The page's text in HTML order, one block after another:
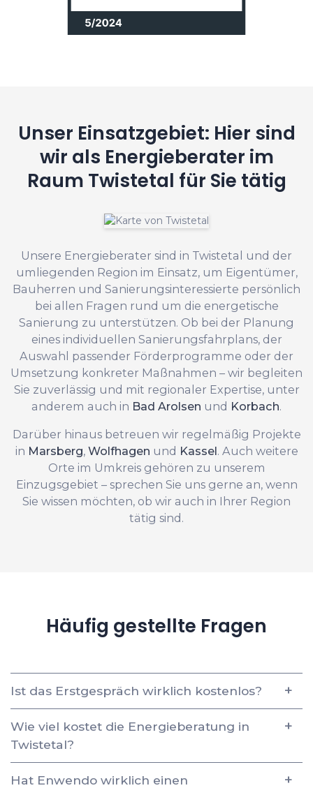
Unser Einsatzgebiet: Hier sind
wir als Energieberater im
Raum Twistetal für Sie tätig
Unsere Energieberater sind in Twistetal und der
umliegenden Region im Einsatz, um Eigentümer,
Bauherren und Sanierungsinteressierte persönlich
bei allen Fragen rund um die energetische
Sanierung zu unterstützen. Ob bei der Planung
eines individuellen Sanierungsfahrplans, der
Auswahl passender Förderprogramme oder der
Umsetzung konkreter Maßnahmen – wir begleiten
Sie zuverlässig und mit regionaler Expertise, unter
anderem auch in Bad Arolsen und Korbach.
Darüber hinaus betreuen wir regelmäßig Projekte
in Marsberg, Wolfhagen und Kassel. Auch weitere
Orte im Umkreis gehören zu unserem
Einzugsgebiet – sprechen Sie uns gerne an, wenn
Sie wissen möchten, ob wir auch in Ihrer Region
tätig sind.
Häufig gestellte Fragen
Ist das Erstgespräch wirklich kostenlos?
Wie viel kostet die Energieberatung in
Twistetal?
Hat Enwendo wirklich einen